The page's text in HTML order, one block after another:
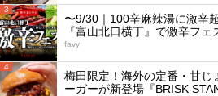
3
〜9/30｜100辛麻辣湯に激辛
『富山北口横丁』で激辛フェ
favy
4
梅田限定！海外の定番・甘じ
ーガーが新登場『BRISK